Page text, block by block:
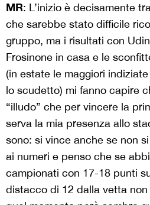
MR: L’inizio è decisamente
che sarebbe stato difficile
gruppo, ma i risultati con
Frosinone in casa e le
(in estate le maggiori
lo scudetto) mi fanno capire
“illudo” che per vincere la
serva la mia presenza allo
sono: si vince anche se non
ai numeri e penso che se
campionati con 17-18 punti
distacco di 12 dalla vetta